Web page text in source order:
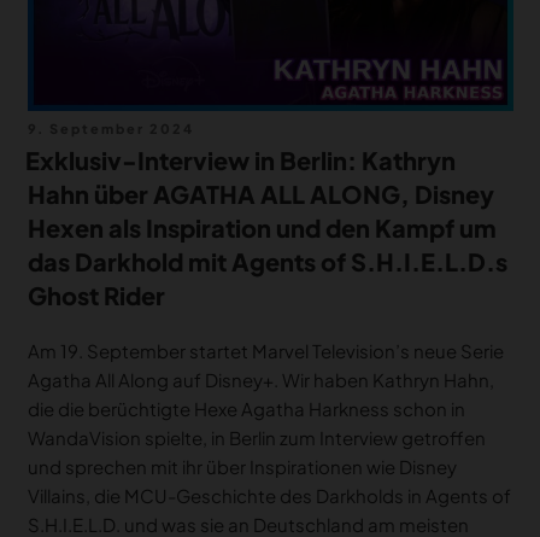
am
Exklusiv-Interview in Berlin: Kathryn
Hahn über AGATHA ALL ALONG, Disney
Hexen als Inspiration und den Kampf um
das Darkhold mit Agents of S.H.I.E.L.D.s
Ghost Rider
Am 19. September startet Marvel Television’s neue Serie
Agatha All Along auf Disney+. Wir haben Kathryn Hahn,
die die berüchtigte Hexe Agatha Harkness schon in
WandaVision spielte, in Berlin zum Interview getroffen
und sprechen mit ihr über Inspirationen wie Disney
Villains, die MCU-Geschichte des Darkholds in Agents of
S.H.I.E.L.D. und was sie an Deutschland am meisten